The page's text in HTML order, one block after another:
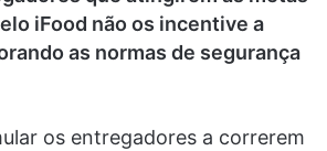
iFood não os incentive a
as normas de segurança
os entregadores a correrem